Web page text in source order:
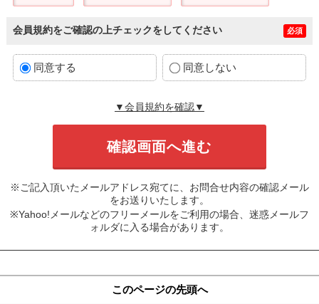
会員規約をご確認の上チェックをしてください 必須
同意する 同意しない
▼会員規約を確認▼
※ご記入頂いたメールアドレス宛てに、お問合せ内容の確認メール
をお送りいたします。
※Yahoo!メールなどのフリーメールをご利用の場合、迷惑メールフ
ォルダに入る場合があります。
このページの先頭へ